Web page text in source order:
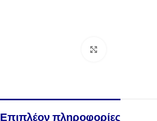
Επιπλέον πληροφορίες